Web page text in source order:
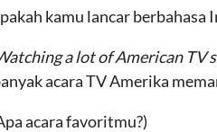
kamu lancar berbahasa
a lot of American TV
acara TV Amerika
acara favoritmu?)